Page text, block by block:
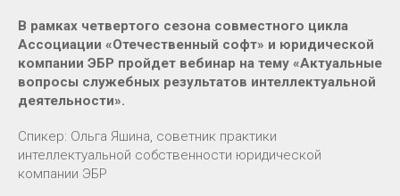
В рамках четвертого сезона совместного цикла
Ассоциации «Отечественный софт» и юридической
компании ЭБР пройдет вебинар на тему «Актуальные
вопросы служебных результатов интеллектуальной
деятельности».
Спикер: Ольга Яшина, советник практики
интеллектуальной собственности юридической
компании ЭБР